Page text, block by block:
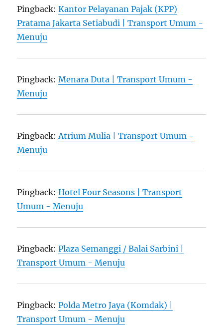
Pingback:Kantor Pelayanan Pajak (KPP)
Pratama Jakarta Setiabudi | Transport Umum -
Menuju
Pingback:Menara Duta | Transport Umum -
Menuju
Pingback:Atrium Mulia | Transport Umum -
Menuju
Pingback:Hotel Four Seasons | Transport
Umum - Menuju
Pingback:Plaza Semanggi / Balai Sarbini |
Transport Umum - Menuju
Pingback:Polda Metro Jaya (Komdak) |
Transport Umum - Menuju